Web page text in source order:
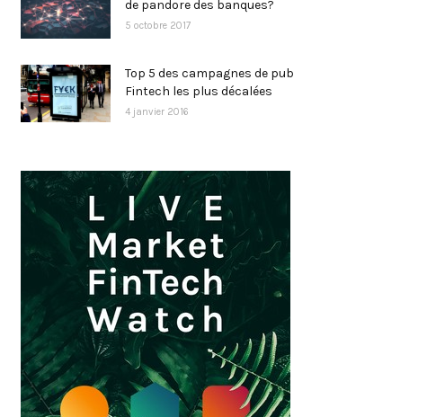
de pandore des banques?
5 octobre 2017
Top 5 des campagnes de pub
Fintech les plus décalées
4 janvier 2016